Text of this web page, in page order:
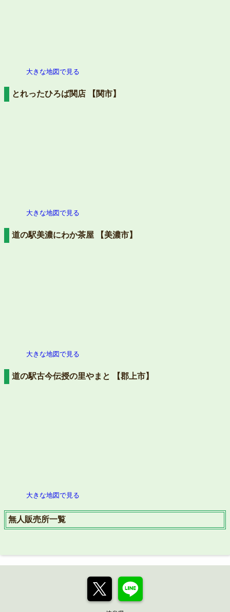
大きな地図で見る
とれったひろば関店 【関市】
大きな地図で見る
道の駅美濃にわか茶屋 【美濃市】
大きな地図で見る
道の駅古今伝授の里やまと 【郡上市】
大きな地図で見る
無人販売所一覧